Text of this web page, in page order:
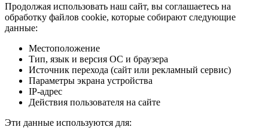
Продолжая использовать наш сайт, вы соглашаетесь на
обработку файлов cookie, которые собирают следующие
данные:
Местоположение
Тип, язык и версия ОС и браузера
Источник перехода (сайт или рекламный сервис)
Параметры экрана устройства
IP-адрес
Действия пользователя на сайте
Эти данные используются для: